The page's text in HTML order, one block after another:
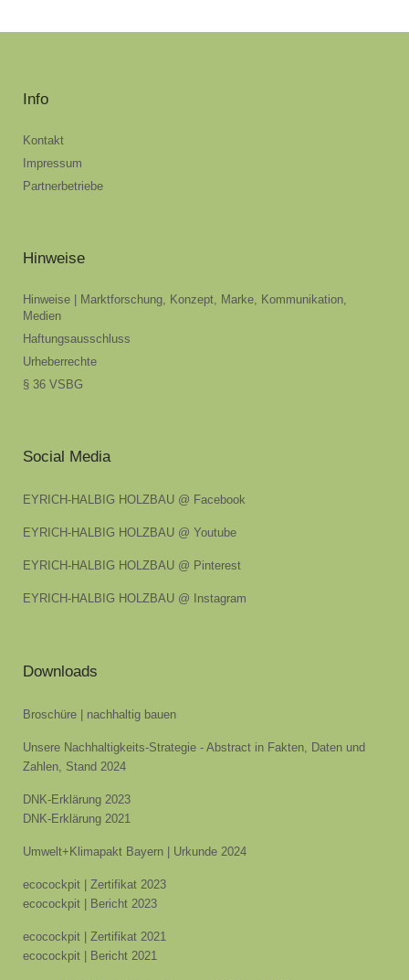
Info
Kontakt
Impressum
Partnerbetriebe
Hinweise
Hinweise | Marktforschung, Konzept, Marke, Kommunikation,
Medien
Haftungsausschluss
Urheberrechte
§ 36 VSBG
Social Media
EYRICH-HALBIG HOLZBAU @ Facebook
EYRICH-HALBIG HOLZBAU @ Youtube
EYRICH-HALBIG HOLZBAU @ Pinterest
EYRICH-HALBIG HOLZBAU @ Instagram
Downloads
Broschüre | nachhaltig bauen
Unsere Nachhaltigkeits-Strategie - Abstract in Fakten, Daten und
Zahlen, Stand 2024
DNK-Erklärung 2023
DNK-Erklärung 2021
Umwelt+Klimapakt Bayern | Urkunde 2024
ecocockpit | Zertifikat 2023
ecocockpit | Bericht 2023
ecocockpit | Zertifikat 2021
ecocockpit | Bericht 2021